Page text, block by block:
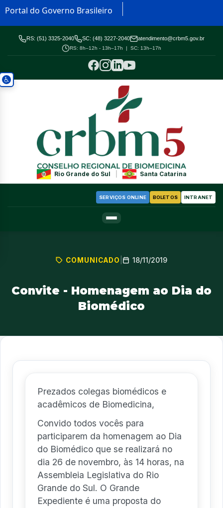
Portal do Governo Brasileiro
RS: (51) 3325-2040 SC: (48) 3227-2040 atendimento@crbm5.gov.br
RS: 8h–12h - 13h–17h | SC: 13h–17h
Rio Grande do Sul Santa Catarina
SERVIÇOS ONLINE BOLETOS INTRANET
COMUNICADO 18/11/2019
Convite - Homenagem ao Dia do
Biomédico
Prezados colegas biomédicos e
acadêmicos de Biomedicina,
Convido todos vocês para
participarem da homenagem ao Dia
do Biomédico que se realizará no
dia 26 de novembro, às 14 horas, na
Assembleia Legislativa do Rio
Grande do Sul. O Grande
Expediente é uma proposta do